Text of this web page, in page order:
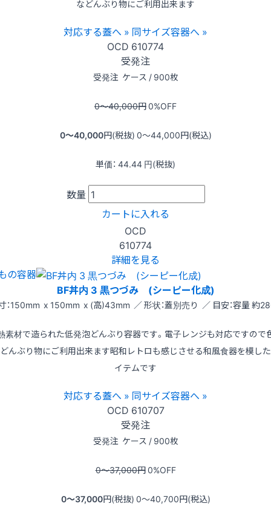
などんぶり物にご利用出来ます
対応する蓋へ » 同サイズ容器へ »
OCD 610774
受発注
受発注 ケース / 900枚
0〜40,000円0%OFF
0〜40,000円(税抜) 0〜44,000円(税込)
単価： 44.44 円(税抜)
数量
カートに入れる
OCD
610774
詳細を見る
の容器
BF丼内 3 黒つづみ (シーピー化成)
：150mm x 150mm x (高)43mm ／ 形状：蓋別売り ／ 目安：容量 約
素材で造られた低発泡どんぶり容器です。電子レンジも対応ですので
んぶり物にご利用出来ます昭和レトロも感じさせる和風食器を模し
イテムです
対応する蓋へ » 同サイズ容器へ »
OCD 610707
受発注
受発注 ケース / 900枚
0〜37,000円0%OFF
0〜37,000円(税抜) 0〜40,700円(税込)